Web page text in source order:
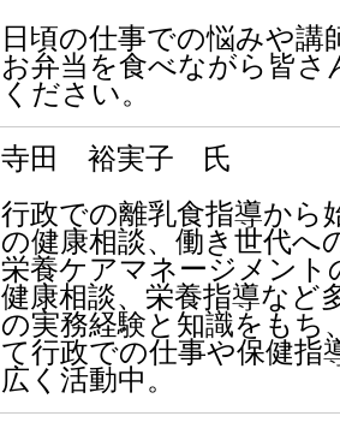
日頃の仕事での悩みや講
お弁当を食べながら皆
ください。
寺田 裕実子 氏
行政での離乳食指導から
の健康相談、働き世代へ
栄養ケアマネージメント
健康相談、栄養指導など
の実務経験と知識をもち
て行政での仕事や保健指
広く活動中。